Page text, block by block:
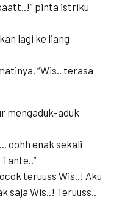
pinta istriku
lagi ke liang
“Wis.. terasa
mengaduk-aduk
oohh enak sekali
teruuss Wis..! Aku
saja Wis..! Teruuss..